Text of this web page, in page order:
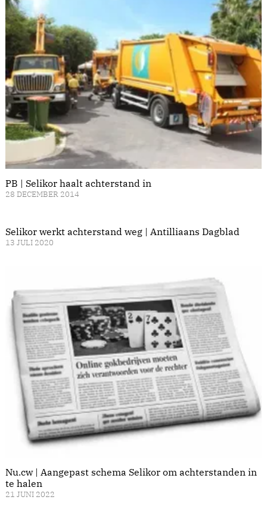
PB | Selikor haalt achterstand in
28 DECEMBER 2014
Selikor werkt achterstand weg | Antilliaans Dagblad
13 JULI 2020
Nu.cw | Aangepast schema Selikor om achterstanden in
te halen
21 JUNI 2022